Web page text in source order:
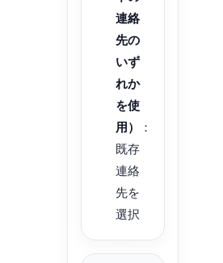
連絡
先の
いず
れか
を使
用）
：
既存
連絡
先を
選択